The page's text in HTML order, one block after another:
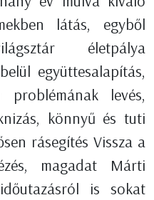
látás, egyből
életpálya
együttesalapítás,
levés,
könnyű és tuti
rásegítés Vissza a
magadat Márti
is sokat